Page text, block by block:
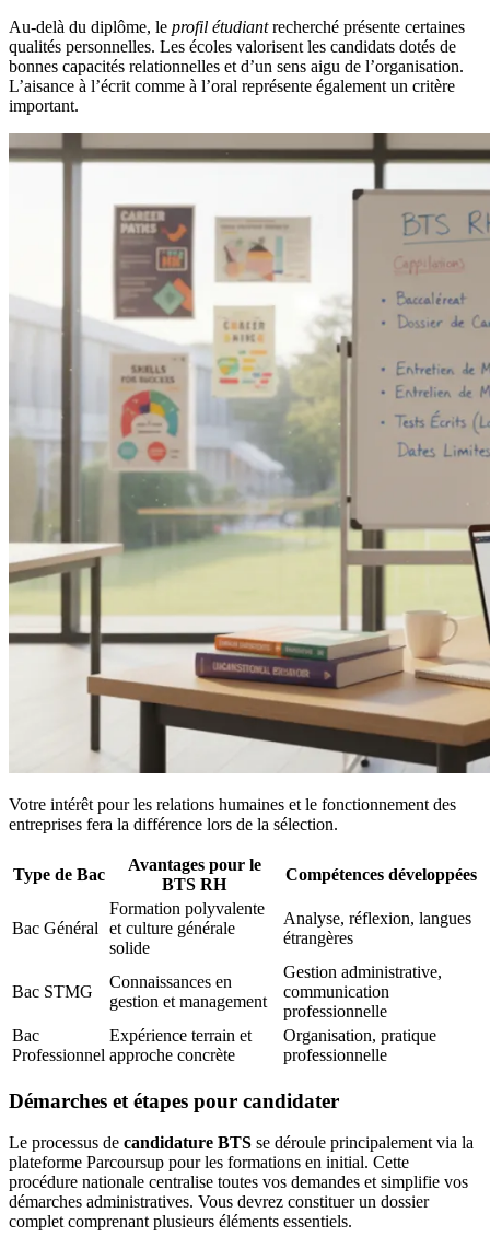
Au-delà du diplôme, le profil étudiantrecherché présente certaines
qualités personnelles. Les écoles valorisent les candidats dotés de
bonnes capacités relationnelles et d’un sens aigu de l’organisation.
L’aisance à l’écrit comme à l’oral représente également un critère
important.
Votre intérêt pour les relations humaines et le fonctionnement des
entreprises fera la différence lors de la sélection.
Type de Bac
Avantages pour le
BTS RH
Compétences développées
Bac Général
Formation polyvalente
et culture générale
solide
Analyse, réflexion, langues
étrangères
Bac STMG
Connaissances en
gestion et management
Gestion administrative,
communication
professionnelle
Bac
Professionnel
Expérience terrain et
approche concrète
Organisation, pratique
professionnelle
Démarches et étapes pour candidater
Le processus de candidature BTS se déroule principalement via la
plateforme Parcoursup pour les formations en initial. Cette
procédure nationale centralise toutes vos demandes et simplifie vos
démarches administratives. Vous devrez constituer un dossier
complet comprenant plusieurs éléments essentiels.